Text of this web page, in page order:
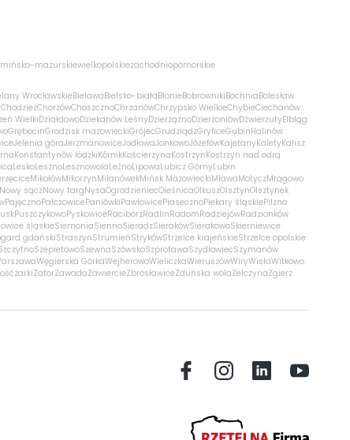
mazurskiewielkopolskiezachodniopomorskie
WrocławskieBielawaBielsko-białaBłonieBobrownikiBochniaBolesław
ChodzieżChorzówChoszcznoChrzanówChrzypsko WielkieChybieCiechanów
WielkiDziałdowoDziekanów LeśnyDzierżążnoDzierżoniówDźwierzutyElbląg
GrębocinGrodzisk mazowieckiGrójecGrudziądzGryficeGubinHalinów
Jelenia góraJerzmanowiceJodłowaJonkowoJózefówKajetanyKaletyKalisz
Konstantynów łódzkiKórnikKościerzynaKostrzynKostrzyn nad odrą
LeskoLesznoLesznowolaLeźnoLipowaLubicz GórnyLubin
MikołówMikorzynMilanówekMińsk MazowieckiMławaMotyczMrągowo
Nowy sączNowy targNysaOgrodzieniecOleśnicaOlkuszOlsztynOlsztynek
PajęcznoPalczowicePaniówkiPawłowicePiasecznoPiekary śląskiePilzno
PuszczykowoPyskowiceRacibórzRadlinRadomRadziejówRadzionków
śląskieSiemoniaSiennoSieradzSierakówSierakowoSkierniewice
gdańskiStraszynStrumieńStrykówStrzelce krajeńskieStrzelce opolskie
SzepietowoSzewnaSzówskoSzprotawaSzydłowiecSzymanów
Węgierska GórkaWejherowoWieliczkaWieruszówWiryWisłaWitkowo
żarkiZatorZawadaZawiercieZbrosławiceZduńska wolaZelczynaZgierz